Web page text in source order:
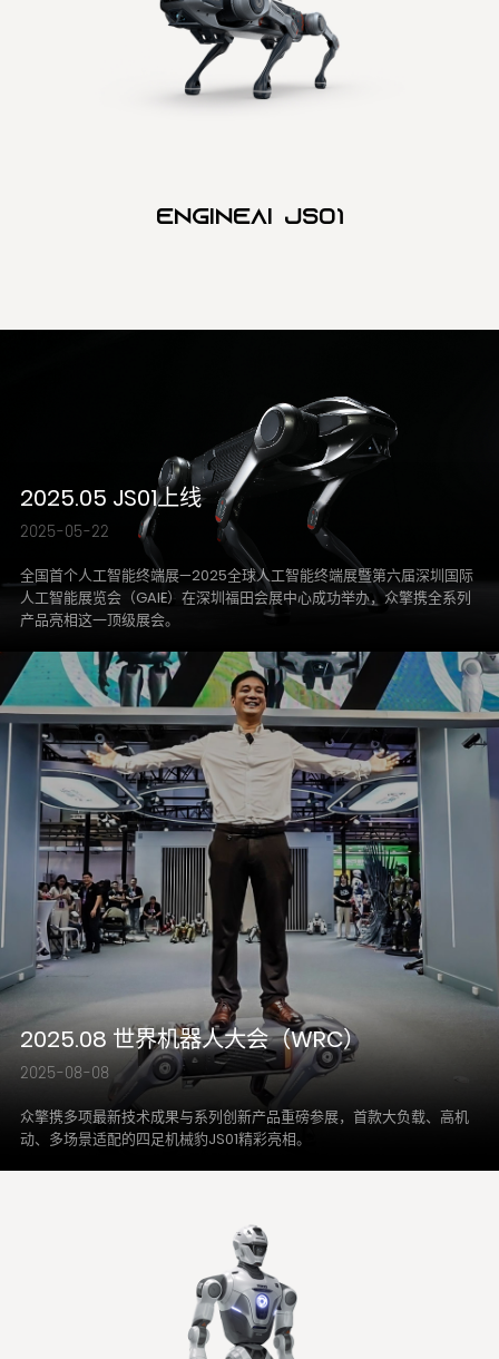
Engineai JS01
2025.05 JS01上线
2025-05-22
全国首个人工智能终端展—2025全球人工智能终端展暨第六届深圳国际
人工智能展览会（GAIE）在深圳福田会展中心成功举办，众擎携全系列
产品亮相这一顶级展会。
2025.08 世界机器人大会（WRC）
2025-08-08
众擎携多项最新技术成果与系列创新产品重磅参展，首款大负载、高机
动、多场景适配的四足机械豹JS01精彩亮相。